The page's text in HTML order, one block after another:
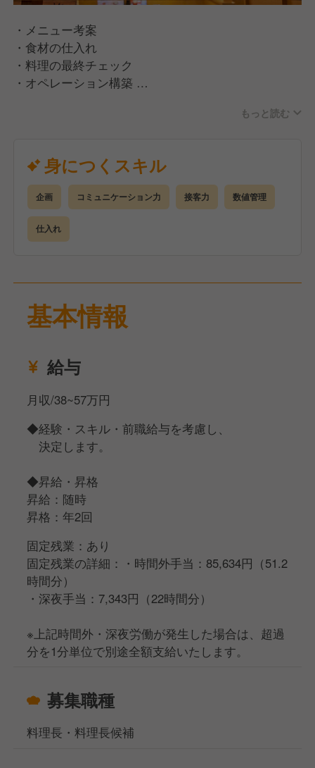
・メニュー考案
・食材の仕入れ
・料理の最終チェック
・オペレーション構築
将来的には商品開発や業態開発などを担います◎
もっと読む
身につくスキル
企画 コミュニケーション力 接客力 数値管理
仕入れ
基本情報
給与
月収/38~57万円
◆経験・スキル・前職給与を考慮し、
決定します。
◆昇給・昇格
昇給：随時
昇格：年2回
固定残業：あり
固定残業の詳細：・時間外手当：85,634円（51.2
時間分）
・深夜手当：7,343円（22時間分）
※上記時間外・深夜労働が発生した場合は、超過
分を1分単位で別途全額支給いたします。
募集職種
料理長・料理長候補